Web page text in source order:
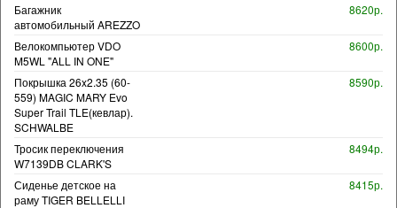
Багажник
автомобильный AREZZO
8620р.
Велокомпьютер VDO
M5WL "ALL IN ONE"
8600р.
Покрышка 26x2.35 (60-
559) MAGIC MARY Evo
Super Trail TLE(кевлар).
SCHWALBE
8590р.
Тросик переключения
W7139DB CLARK'S
8494р.
Сиденье детское на
раму TIGER BELLELLI
8415р.